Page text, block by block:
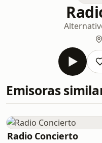
Emisoras
Radio Concierto